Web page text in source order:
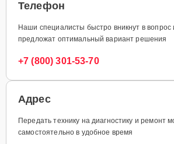
Телефон
Наши специалисты быстро вникнут в вопрос
предложат оптимальный вариант решения
+7 (800) 301-53-70
Адрес
Передать технику на диагностику и ремонт
самостоятельно в удобное время